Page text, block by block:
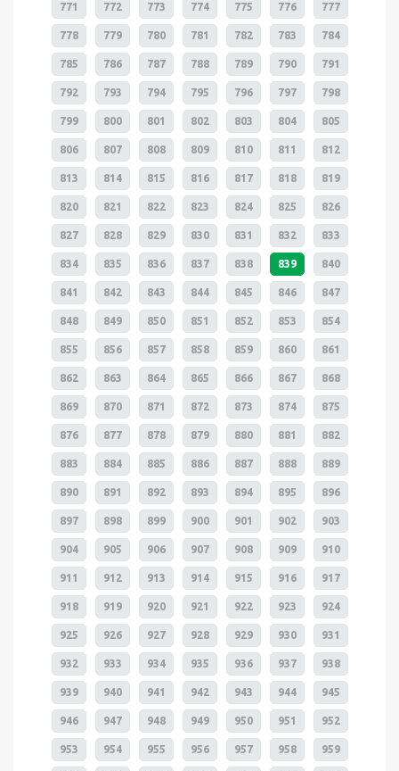
771 772 773 774 775 776 777
778 779 780 781 782 783 784
785 786 787 788 789 790 791
792 793 794 795 796 797 798
799 800 801 802 803 804 805
806 807 808 809 810 811 812
813 814 815 816 817 818 819
820 821 822 823 824 825 826
827 828 829 830 831 832 833
834 835 836 837 838 839 840
841 842 843 844 845 846 847
848 849 850 851 852 853 854
855 856 857 858 859 860 861
862 863 864 865 866 867 868
869 870 871 872 873 874 875
876 877 878 879 880 881 882
883 884 885 886 887 888 889
890 891 892 893 894 895 896
897 898 899 900 901 902 903
904 905 906 907 908 909 910
911 912 913 914 915 916 917
918 919 920 921 922 923 924
925 926 927 928 929 930 931
932 933 934 935 936 937 938
939 940 941 942 943 944 945
946 947 948 949 950 951 952
953 954 955 956 957 958 959